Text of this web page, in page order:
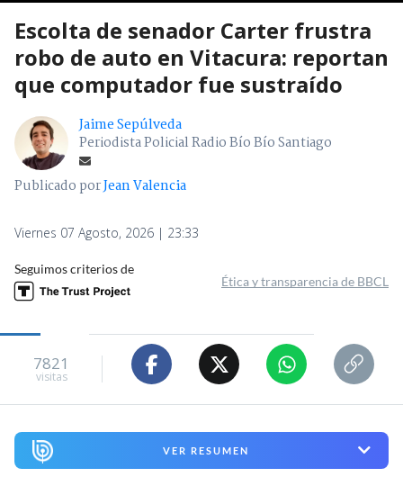
Escolta de senador Carter frustra
robo de auto en Vitacura: reportan
que computador fue sustraído
Jaime Sepúlveda
Periodista Policial Radio Bío Bío Santiago
Publicado porJean Valencia
Viernes 07 Agosto, 2026 | 23:33
Seguimos criterios de
Ética y transparencia de BBCL
7821
visitas
VER RESUMEN